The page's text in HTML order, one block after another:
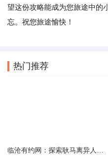
望这份攻略能成为您旅途中的
忘。祝您旅途愉快！
热门推荐